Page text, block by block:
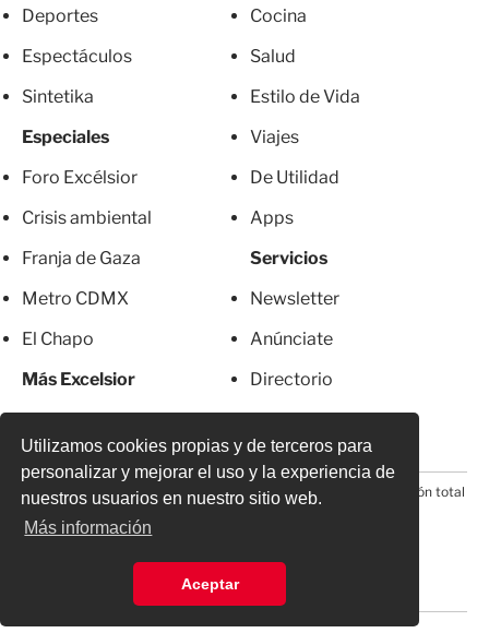
Utilizamos cookies propias y de terceros para
personalizar y mejorar el uso y la experiencia de
nuestros usuarios en nuestro sitio web.
Más información
Aceptar
Deportes
Espectáculos
Sintetika
Especiales
Foro Excélsior
Crisis ambiental
Franja de Gaza
Metro CDMX
El Chapo
Más Excelsior
Cocina
Salud
Estilo de Vida
Viajes
De Utilidad
Apps
Servicios
Newsletter
Anúnciate
Directorio
© 2026 Todos los derechos reservados. Prohibida la reproducción total
o parcial, incluyendo cualquier medio electrónico*